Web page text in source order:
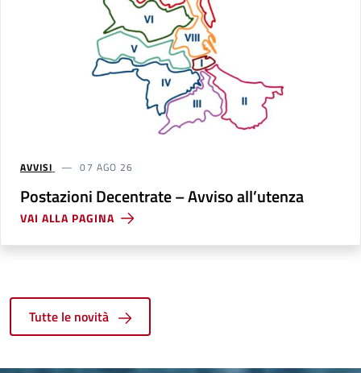
AVVISI 07 AGO 26
Postazioni Decentrate – Avviso all’utenza
VAI ALLA PAGINA
Tutte le novità